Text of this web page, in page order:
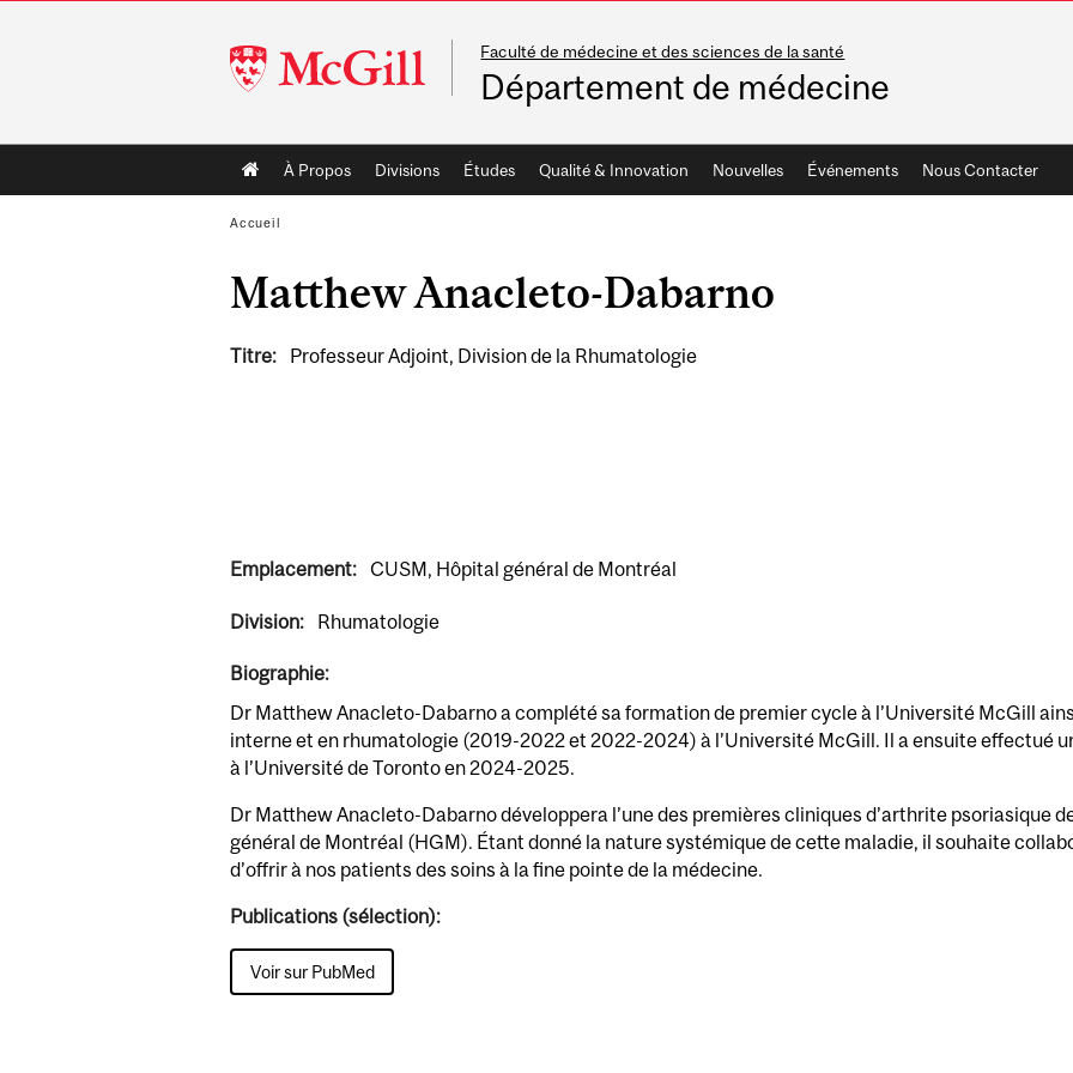
McGill
University
Faculté de médecine et des sciences de la santé
Département de médecine
Main
navigation
À Propos Divisions Études Qualité & Innovation Nouvelles Événements Nous Contacter
Accueil
Matthew Anacleto-Dabarno
Titre: Professeur Adjoint, Division de la Rhumatologie
Emplacement: CUSM, Hôpital général de Montréal
Division: Rhumatologie
Biographie:
Dr Matthew Anacleto-Dabarno a complété sa formation de premier cycle à l’Université McGill
interne et en rhumatologie (2019-2022 et 2022-2024) à l’Université McGill. Il a ensuite effectué
à l’Université de Toronto en 2024-2025.
Dr Matthew Anacleto-Dabarno développera l’une des premières cliniques d’arthrite psoriasique
général de Montréal (HGM). Étant donné la nature systémique de cette maladie, il souhaite
d’offrir à nos patients des soins à la fine pointe de la médecine.
Publications (sélection):
Voir sur PubMed